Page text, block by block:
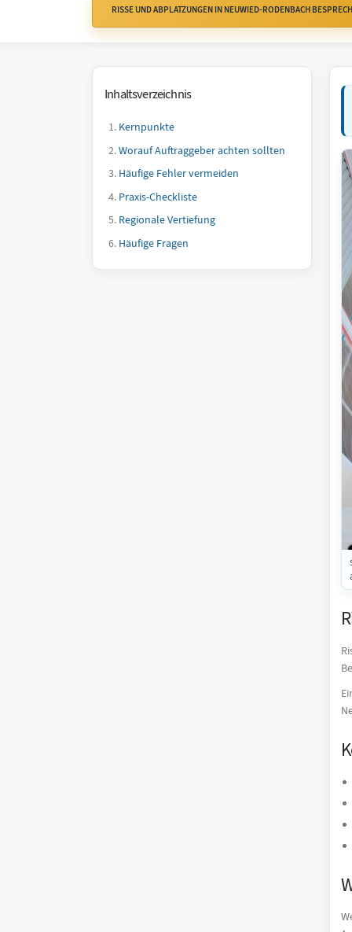
RISSE UND ABPLATZUNGEN IN NEUWIED-RODENBACH
Inhaltsverzeichnis
Kernpunkte
Worauf Auftraggeber achten sollten
Häufige Fehler vermeiden
Praxis-Checkliste
Regionale Vertiefung
Häufige Fragen